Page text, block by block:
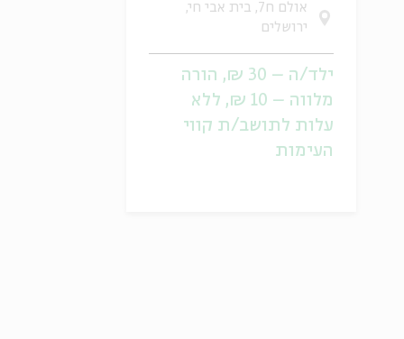
אולם ח7, בית אבי חי,
ירושלים
ילד/ה – 30 ₪, הורה
מלווה – 10 ₪, ללא
עלות לתושב/ת קווי
העימות